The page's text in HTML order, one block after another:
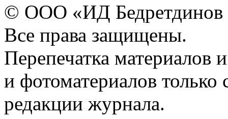
© ООО «ИД
Все права защищены.
Перепечатка материалов
и фотоматериалов
редакции журнала.